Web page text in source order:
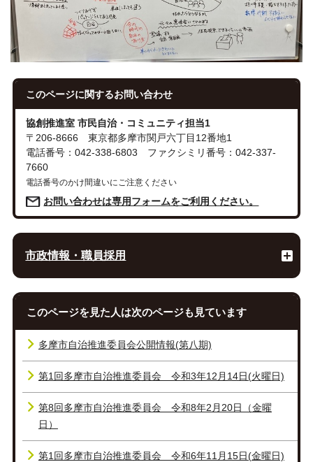
このページに関するお問い合わせ
協創推進室 市民自治・コミュニティ担当1
〒206-8666 東京都多摩市関戸六丁目12番地1
電話番号：042-338-6803 ファクシミリ番号：042-337-
7660
電話番号のかけ間違いにご注意ください
お問い合わせは専用フォームをご利用ください。
市政情報・職員採用
このページを見た人は次のページも見ています
多摩市自治推進委員会公開情報(第八期)
第1回多摩市自治推進委員会 令和3年12月14日(火曜日)
第8回多摩市自治推進委員会 令和8年2月20日（金曜
日）
第1回多摩市自治推進委員会 令和6年11月15日(金曜日)